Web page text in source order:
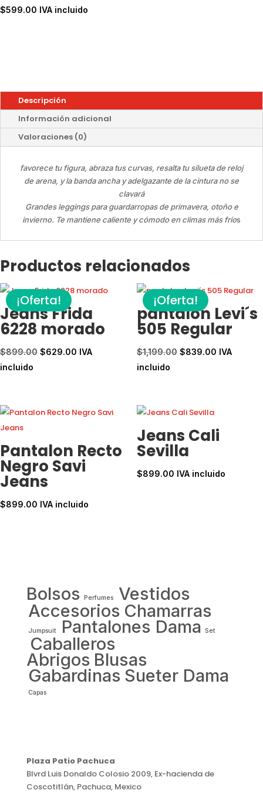
$599.00 IVA incluido
Descripción
Información adicional
Valoraciones (0)
favorece tu figura, abraza tus curvas, resalta tu silueta de reloj
de arena, y la banda ancha y adelgazante de la cintura no se
clavará
Grandes leggings para guardarropas de primavera, otoño e
invierno. Te mantiene caliente y cómodo en climas más fríos
Productos relacionados
¡Oferta!
Jeans Frida
6228 morado
$899.00 El
$899.00.
$629.00 El
$629.00.
IVA
incluido
¡Oferta!
pantalon Levi´s
505 Regular
$1,199.00 El
$1,199.00.
$839.00ElIVA
incluido
Pantalon Recto
Negro Savi
Jeans
$899.00 IVA incluido
Jeans Cali
Sevilla
$899.00 IVA incluido
Bolsos Perfumes
Vestidos
Accesorios Chamarras
Jumpsuit Pantalones Dama Set
Caballeros
Abrigos Blusas
Gabardinas Sueter Dama
Capas
Plaza Patio Pachuca
Blvrd Luis Donaldo Colosio 2009, Ex-hacienda de
Coscotitlán, Pachuca, Mexico